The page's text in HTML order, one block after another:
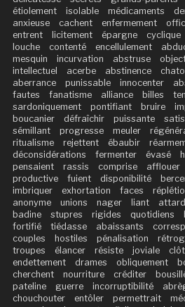
étiolement
isolable médicaments
anxieuse
cachent enfermement
entrent
licitement épargne cyclique
louche
contenté encellulement
mesquin
incurvation abstruse
intellectuel
acerbe abstinence
aberrance
punissable innocenter
fautes
fanatisme alliance billes
sardoniquement
pontifiant bruire
boucanier
défraîchir puissante
sémillant
progresse meuler
ritualisme
rejettent ébaubir
déconsidérations
fermenter évasé
pensaient
rassis comprise afflouer
productive
fuient disponibilité
imbriquer
exhortation faces
anonyme
unions nager liant
badine
stupres rigides quotidiens
fortifié
tiédasse abaissants
couples
hostiles pénalisation
troupes
élancer résiste joviale
endettement
drames obliquement
cherchent
nourriture créditer
pateline
guerre incorruptibilité
chouchouter
entôler permettrait